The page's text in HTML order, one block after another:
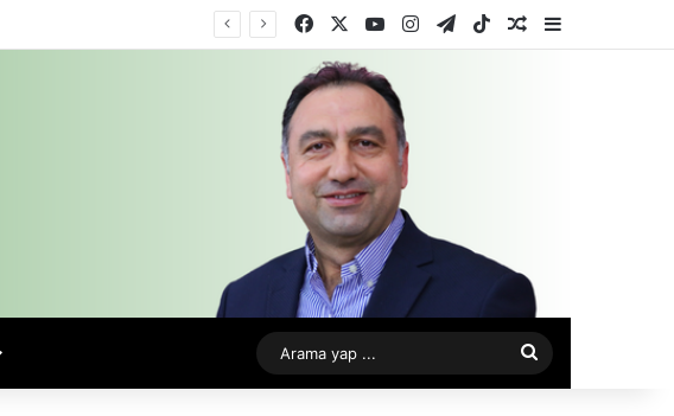
FacebookYouTubeInstagram
TelegramTikTokRastgele Makale
Kenar
Arama
yap